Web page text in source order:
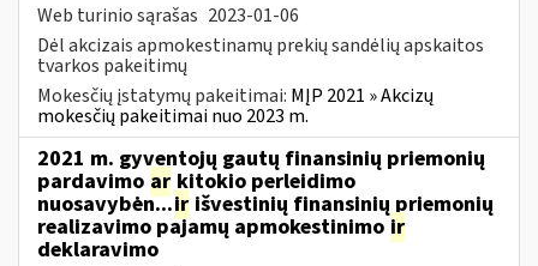
Web turinio sąrašas 2023-01-06
Dėl akcizais apmokestinamų prekių sandėlių apskaitos
tvarkos pakeitimų
Mokesčių įstatymų pakeitimai: MĮP 2021 » Akcizų
mokesčių pakeitimai nuo 2023 m.
2021 m. gyventojų gautų finansinių priemonių
pardavimo ar kitokio perleidimo
nuosavybėn...ir išvestinių finansinių priemonių
realizavimo pajamų apmokestinimo ir
deklaravimo